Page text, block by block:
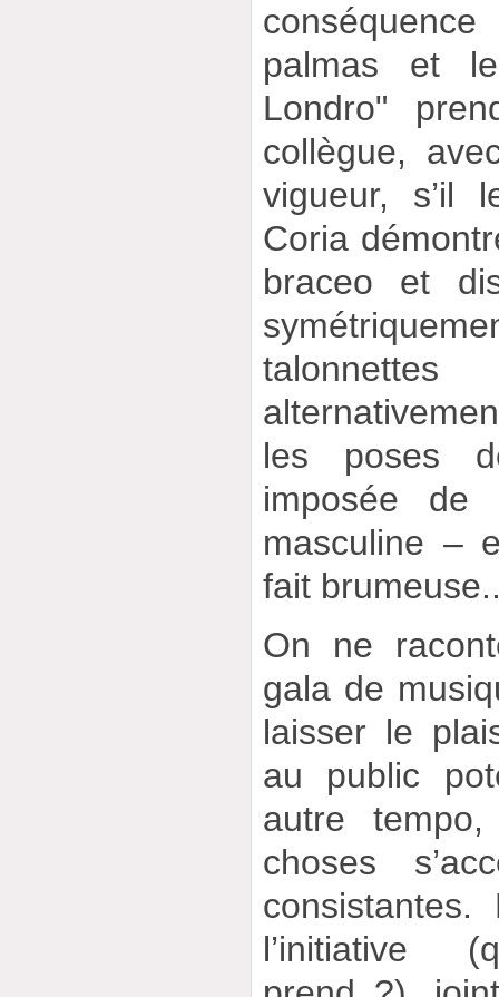
palmas et
Londro"
collègue,
vigueur, s’il
Coria
braceo et
talonnettes
les poses
imposée de
masculine –
fait
On ne
gala de
laisser le
au public
autre
choses
l’initiative